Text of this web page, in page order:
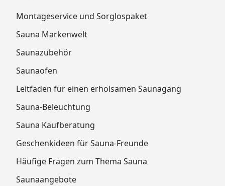
Montageservice und Sorglospaket
Sauna Markenwelt
Saunazubehör
Saunaofen
Leitfaden für einen erholsamen Saunagang
Sauna-Beleuchtung
Sauna Kaufberatung
Geschenkideen für Sauna-Freunde
Häufige Fragen zum Thema Sauna
Saunaangebote